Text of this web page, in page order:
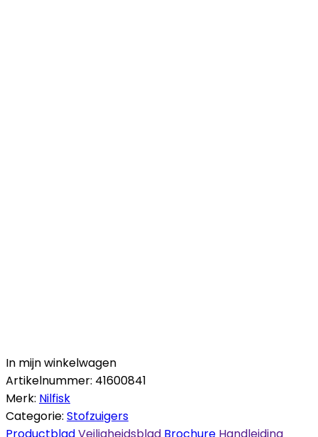
In mijn winkelwagen
Artikelnummer: 41600841
Merk: Nilfisk
Categorie: Stofzuigers
ProductbladVeiligheidsblad Brochure Handleiding